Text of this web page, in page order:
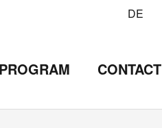
DE
CONTACT